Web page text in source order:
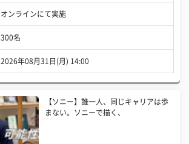
オンラインにて実施
300名
2026年08月31日(月) 14:00
【ソニー】誰一人、同じキャリアは歩
まない。ソニーで描く、